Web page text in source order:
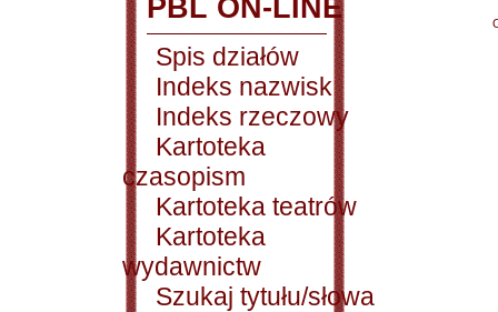
PBL ON-LINE
Spis działów
Indeks nazwisk
Indeks rzeczowy
Kartoteka
czasopism
Kartoteka teatrów
Kartoteka
wydawnictw
Szukaj tytułu/słowa